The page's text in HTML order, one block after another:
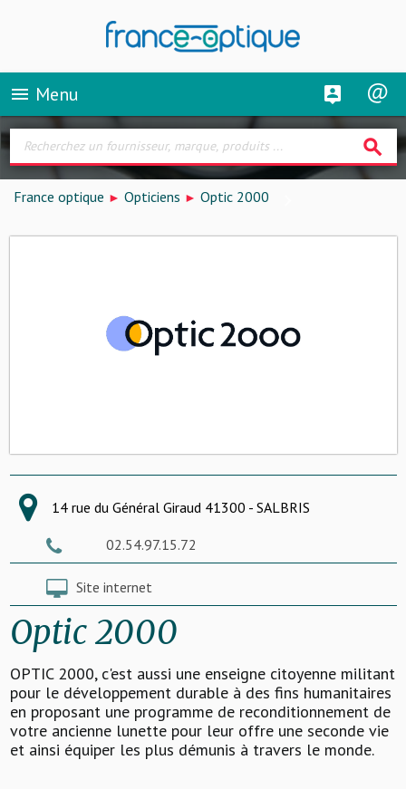
menu Menu
search
France optique Opticiens Optic 2000
14 rue du Général Giraud 41300 - SALBRIS
02.54.97.15.72
Site internet
Optic 2000
OPTIC 2000, c'est aussi une enseigne citoyenne militant
pour le développement durable à des fins humanitaires
en proposant une programme de reconditionnement de
votre ancienne lunette pour leur offre une seconde vie
et ainsi équiper les plus démunis à travers le monde.